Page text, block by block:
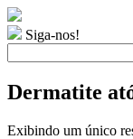
Siga-nos!
Dermatite
Exibindo um único